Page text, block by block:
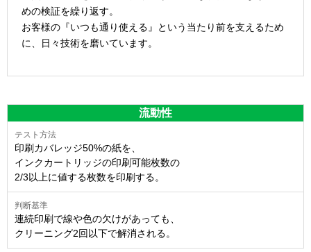
めの検証を繰り返す。
お客様の『いつも通り使える』という当たり前を支えるため
に、日々技術を磨いています。
流動性
印刷カバレッジ50%の紙を、
インクカートリッジの印刷可能枚数の
2/3以上に値する枚数を印刷する。
連続印刷で線や色の欠けがあっても、
クリーニング2回以下で解消される。